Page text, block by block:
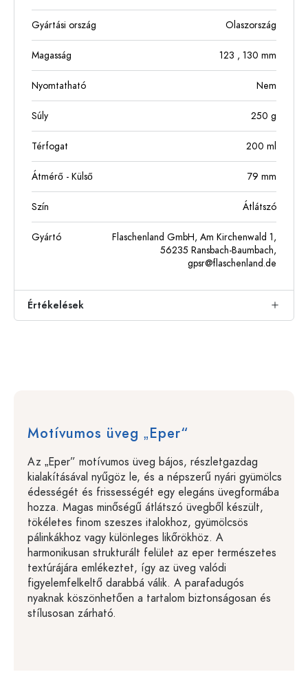
Gyártási ország Olaszország
Magasság 123 , 130 mm
Nyomtatható Nem
Súly 250 g
Térfogat 200 ml
Átmérő - Külső 79 mm
Szín Átlátszó
Gyártó
Flaschenland GmbH, Am Kirchenwald 1,
56235 Ransbach-Baumbach,
gpsr@flaschenland.de
Értékelések
Motívumos üveg „Eper“
Az „Eper” motívumos üveg bájos, részletgazdag
kialakításával nyűgöz le, és a népszerű nyári gyümölcs
édességét és frissességét egy elegáns üvegformába
hozza. Magas minőségű átlátszó üvegből készült,
tökéletes finom szeszes italokhoz, gyümölcsös
pálinkákhoz vagy különleges likőrökhöz. A
harmonikusan strukturált felület az eper természetes
textúrájára emlékeztet, így az üveg valódi
figyelemfelkeltő darabbá válik. A parafadugós
nyaknak köszönhetően a tartalom biztonságosan és
stílusosan zárható.